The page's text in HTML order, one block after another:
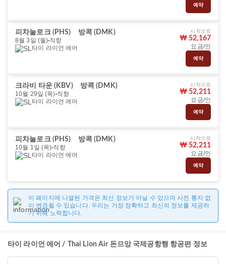
예약
피차눌로크 (PHS)
방콕 (DMK)
8월 3일 (월) 직항
타이 라이언 에어
시작으로
₩ 52,167
요금/인
예약
크라비 타운 (KBV)
방콕 (DMK)
10월 29일 (목) 직항
타이 라이언 에어
시작으로
₩ 52,211
요금/인
예약
피차눌로크 (PHS)
방콕 (DMK)
10월 1일 (목) 직항
타이 라이언 에어
시작으로
₩ 52,211
요금/인
예약
이 페이지에 나열된 가격은 최신 정보가 아닐 수 있으며 사전 통지 없
이 변경될 수 있습니다. 우리는 가장 정확하고 최신의 정보를 제공하
기 위해 노력합니다.
타이 라이언 에어 / Thai Lion Air 돈므앙 국제공항행 항공편 정보